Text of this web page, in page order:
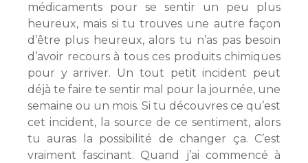
médicaments pour se sentir un peu plus
heureux, mais si tu trouves une autre façon
d’être plus heureux, alors tu n’as pas besoin
d’avoir recours à tous ces produits chimiques
pour y arriver. Un tout petit incident peut
déjà te faire te sentir mal pour la journée, une
semaine ou un mois. Si tu découvres ce qu’est
cet incident, la source de ce sentiment, alors
tu auras la possibilité de changer ça. C’est
vraiment fascinant. Quand j’ai commencé à